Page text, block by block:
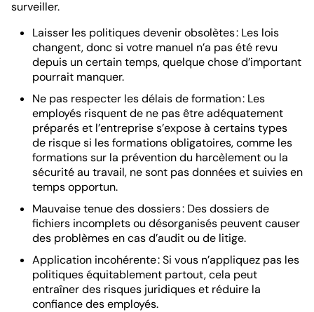
surveiller.
Laisser les politiques devenir obsolètes : Les lois
changent, donc si votre manuel n’a pas été revu
depuis un certain temps, quelque chose d’important
pourrait manquer.
Ne pas respecter les délais de formation : Les
employés risquent de ne pas être adéquatement
préparés et l’entreprise s’expose à certains types
de risque si les formations obligatoires, comme les
formations sur la prévention du harcèlement ou la
sécurité au travail, ne sont pas données et suivies en
temps opportun.
Mauvaise tenue des dossiers : Des dossiers de
fichiers incomplets ou désorganisés peuvent causer
des problèmes en cas d’audit ou de litige.
Application incohérente : Si vous n’appliquez pas les
politiques équitablement partout, cela peut
entraîner des risques juridiques et réduire la
confiance des employés.